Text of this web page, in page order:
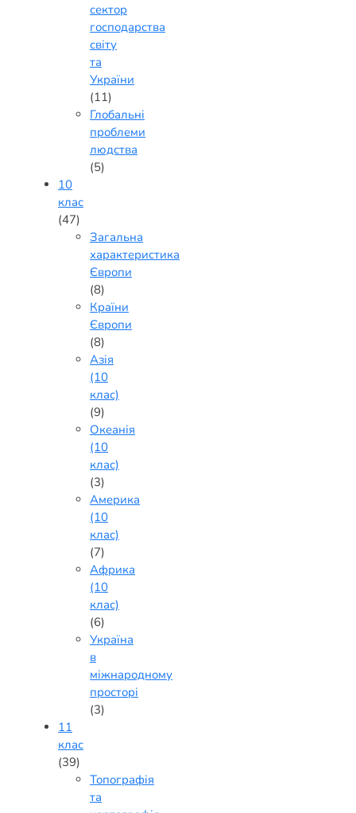
сектор
господарства
світу
та
України
(11)
Глобальні
проблеми
людства
(5)
10
клас
(47)
Загальна
характеристика
Європи
(8)
Країни
Європи
(8)
Азія
(10
клас)
(9)
Океанія
(10
клас)
(3)
Америка
(10
клас)
(7)
Африка
(10
клас)
(6)
Україна
в
міжнародному
просторі
(3)
11
клас
(39)
Топографія
та